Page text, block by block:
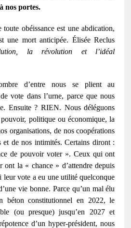
nos portes.
obéissance est une abdication,
une mort anticipée. Élisée Reclus
la révolution et l’idéal
d’entre nous se plient au
vote dans l’urne, parce que nous
Ensuite ? RIEN. Nous déléguons
politique ou économique, la
organisations, de nos coopérations
et de nos intimités. Certains diront :
de pouvoir voter ». Ceux qui ont
la « chance » d’attendre depuis
leur vote a eu une utilité quelconque
vie bonne. Parce qu’un mal élu
béton constitutionnel en 2022, le
(ou presque) jusqu’en 2027 et
d’un hyper-président, nous